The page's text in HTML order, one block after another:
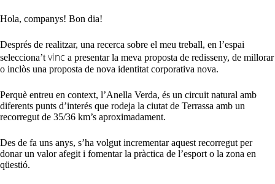
Hola, companys! Bon dia!
Després de realitzar, una recerca sobre el meu treball, en l’espai
selecciona’tvinc a presentar la meva proposta de redisseny, de millorar
o inclòs una proposta de nova identitat corporativa nova.
Perquè entreu en context, l’Anella Verda, és un circuit natural amb
diferents punts d’interés que rodeja la ciutat de Terrassa amb un
recorregut de 35/36 km’s aproximadament.
Des de fa uns anys, s’ha volgut incrementar aquest recorregut per
donar un valor afegit i fomentar la pràctica de l’esport o la zona en
qüestió.